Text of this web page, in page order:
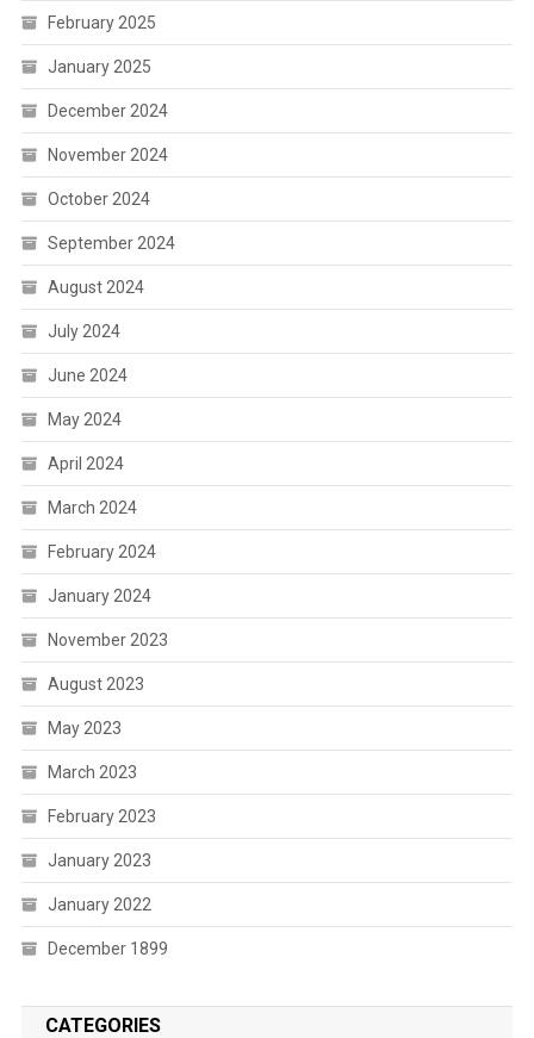
February 2025
January 2025
December 2024
November 2024
October 2024
September 2024
August 2024
July 2024
June 2024
May 2024
April 2024
March 2024
February 2024
January 2024
November 2023
August 2023
May 2023
March 2023
February 2023
January 2023
January 2022
December 1899
CATEGORIES